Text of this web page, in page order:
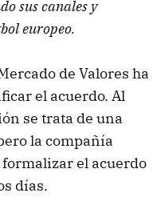
sus canales y
europeo.
de Valores ha
el acuerdo. Al
se trata de una
la compañía
el acuerdo
días.